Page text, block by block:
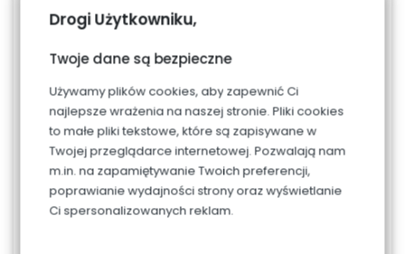
Drogi Użytkowniku,
Twoje dane są bezpieczne
Używamy plików cookies, aby zapewnić Ci
najlepsze wrażenia na naszej stronie. Pliki cookies
to małe pliki tekstowe, które są zapisywane w
Twojej przeglądarce internetowej. Pozwalają nam
m.in. na zapamiętywanie Twoich preferencji,
poprawianie wydajności strony oraz wyświetlanie
Ci spersonalizowanych reklam.
zamówienia
ILOŚĆ PORCJI (jedna to 10 dag)